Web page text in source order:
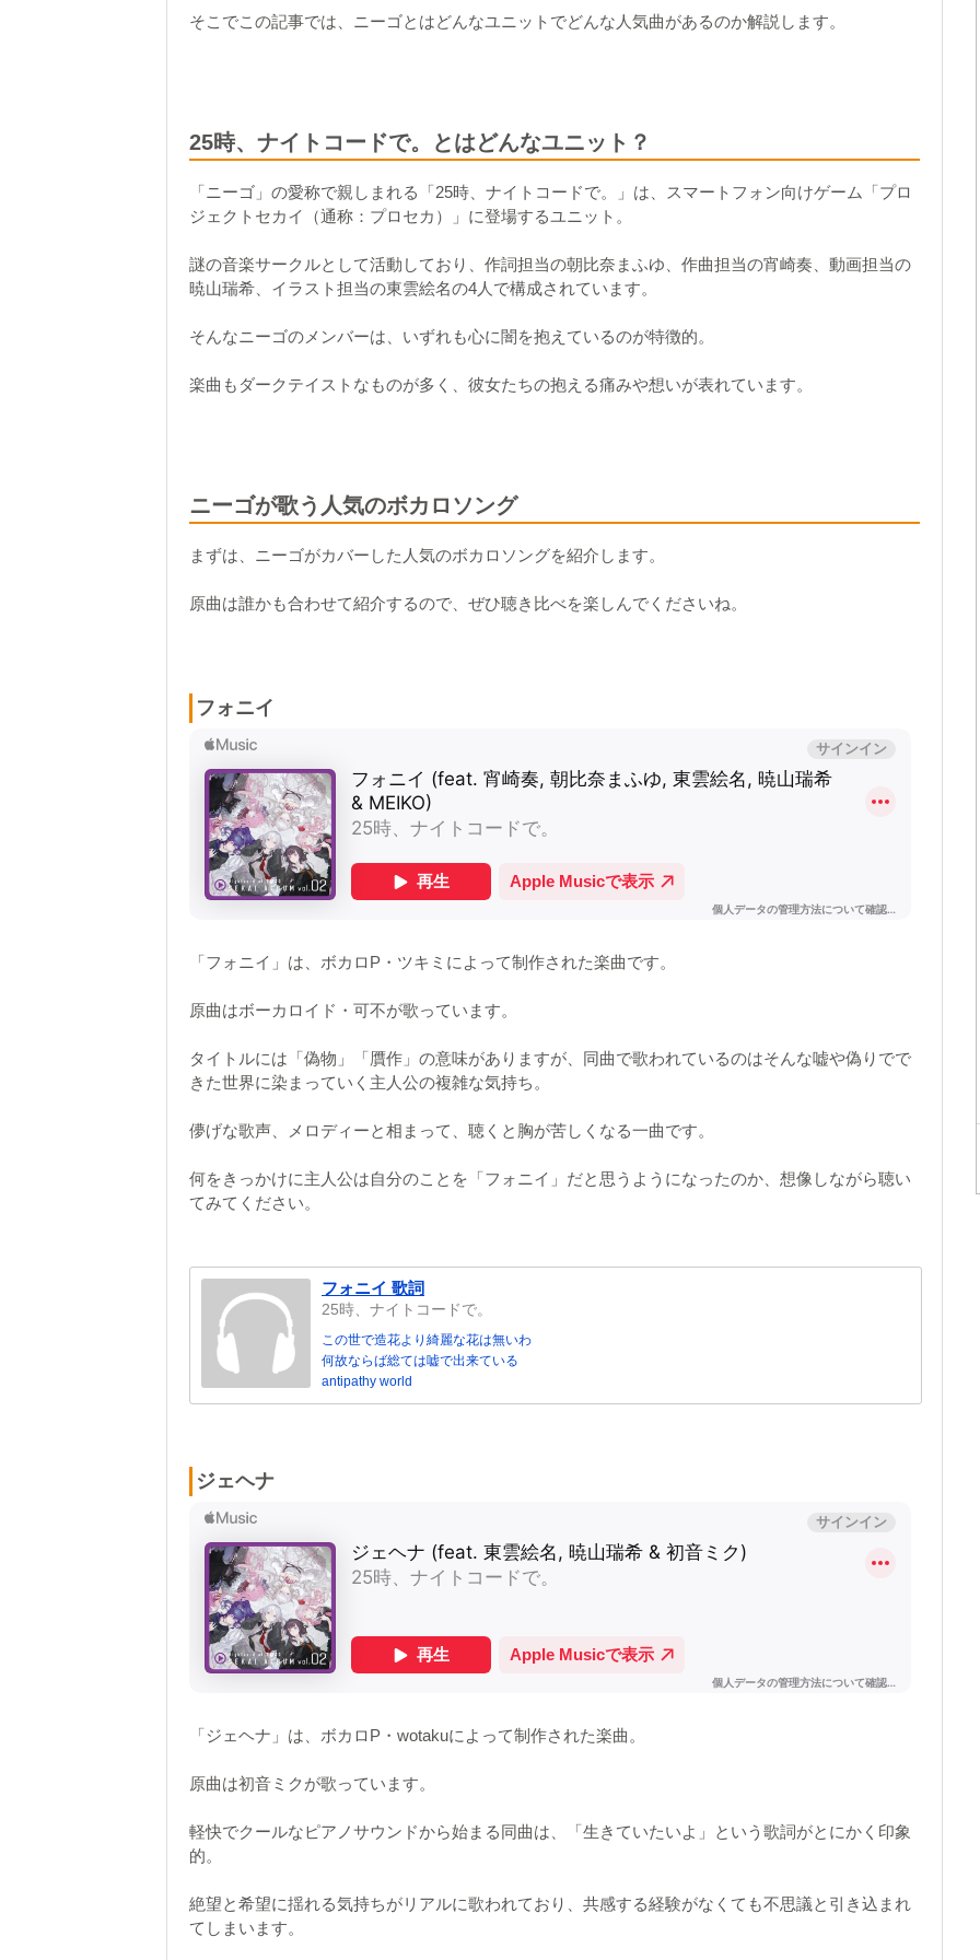
そこでこの記事では、ニーゴとはどんなユニットでどんな人気曲があるのか解説します。
25時、ナイトコードで。とはどんなユニット？
「ニーゴ」の愛称で親しまれる「25時、ナイトコードで。」は、スマートフォン向けゲーム
「プロ
ジェクトセカイ（通称：プロセカ）」 に登場するユニット。
謎の音楽サークルとして活動しており、 作詞担当の朝比奈まふゆ 作曲担当の宵崎奏
動画担当の
暁山瑞希
イラスト担当の東雲絵名の4人で構成されています。
そんなニーゴのメンバーは、いずれも心に闇を抱えているのが特徴的。
楽曲もダークテイストなものが多く、彼女たちの抱える痛みや想いが表れています。
ニーゴが歌う人気のボカロソング
まずは、ニーゴがカバーした人気のボカロソングを紹介します。
原曲は誰かも合わせて紹介するので、ぜひ聴き比べを楽しんでくださいね。
フォニイ
「フォニイ」は、ボカロP・ツキミによって制作された楽曲です。
原曲はボーカロイド・可不が歌っています。
タイトルには「偽物」「贋作」の意味がありますが、同曲で歌われているのはそんな嘘や偽りでで
きた世界に染まっていく主人公の複雑な気持ち。
儚げな歌声、メロディーと相まって、聴くと胸が苦しくなる一曲です。
何をきっかけに主人公は自分のことを「フォニイ」だと思うようになったのか、想像しながら聴い
てみてください。
フォニイ 歌詞
25時、ナイトコードで。
この世で造花より綺麗な花は無いわ
何故ならば総ては嘘で出来ている
antipathy world
ジェヘナ
「ジェヘナ」は、ボカロP・wotakuによって制作された楽曲。
原曲は初音ミクが歌っています。
軽快でクールなピアノサウンドから始まる同曲は、「生きていたいよ」という歌詞がとにかく印象
的。
絶望と希望に揺れる気持ちがリアルに歌われており、共感する経験がなくても不思議と引き込まれ
てしまいます。